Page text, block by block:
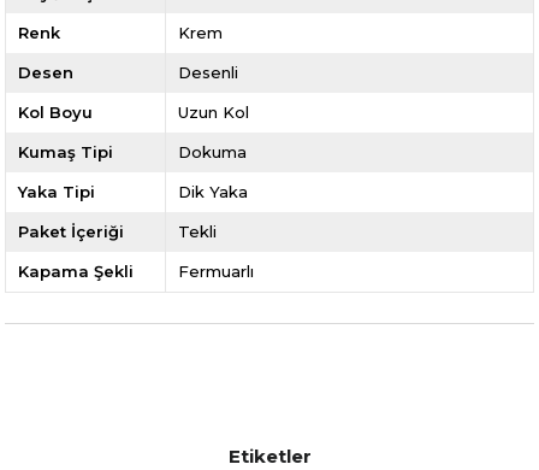
Renk Krem
Desen Desenli
Kol Boyu Uzun Kol
Kumaş Tipi Dokuma
Yaka Tipi Dik Yaka
Paket İçeriği Tekli
Kapama Şekli Fermuarlı
Etiketler